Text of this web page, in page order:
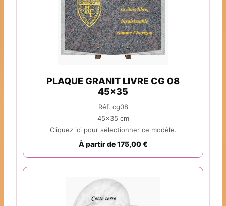
PLAQUE GRANIT LIVRE CG 08
45x35
Réf. cg08
45x35 cm
Cliquez ici pour sélectionner ce modèle.
À partir de 175,00 €